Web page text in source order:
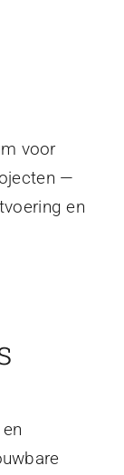
voor
—
en